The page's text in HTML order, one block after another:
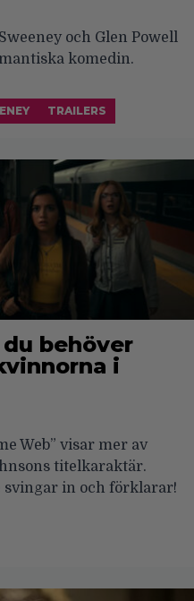
och Glen Powell
komedin.
TRAILERS
behöver
i
Web” visar mer av
titelkaraktär.
svingar in och förklarar!